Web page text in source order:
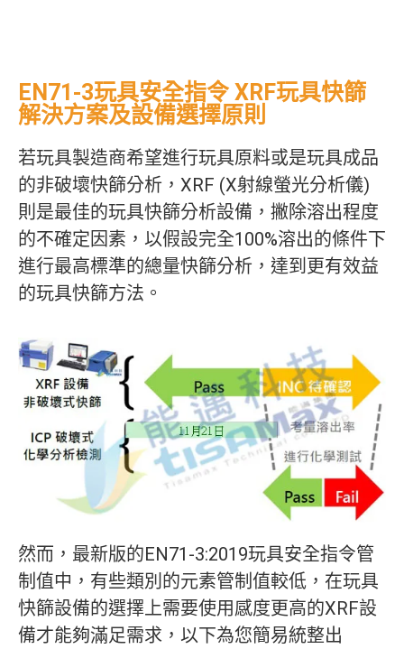
EN71-3玩具安全指令 XRF玩具快篩
解決方案及設備選擇原則
若玩具製造商希望進行玩具原料或是玩具成品
的非破壞快篩分析，XRF (X射線螢光分析儀)
則是最佳的玩具快篩分析設備，撇除溶出程度
的不確定因素，以假設完全100%溶出的條件下
進行最高標準的總量快篩分析，達到更有效益
的玩具快篩方法。
然而，最新版的EN71-3:2019玩具安全指令管
制值中，有些類別的元素管制值較低，在玩具
快篩設備的選擇上需要使用感度更高的XRF設
備才能夠滿足需求，以下為您簡易統整出